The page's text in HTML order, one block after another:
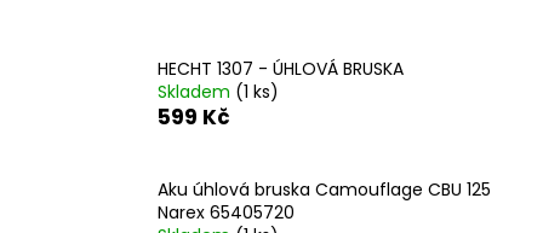
HECHT 1307 - ÚHLOVÁ BRUSKA
Skladem (1 ks)
599 Kč
Aku úhlová bruska Camouflage CBU 125
Narex 65405720